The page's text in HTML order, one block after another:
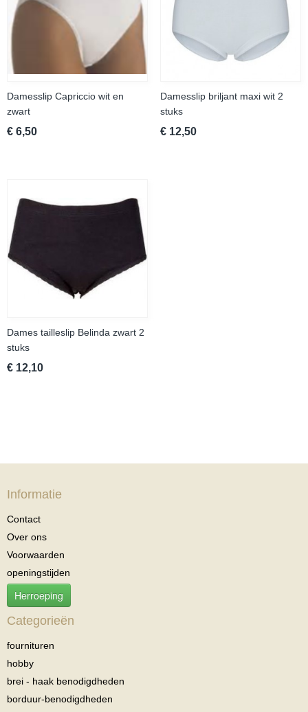
Damesslip Capriccio wit en
zwart
€ 6,50
Damesslip briljant maxi wit 2
stuks
€ 12,50
Dames tailleslip Belinda zwart 2
stuks
€ 12,10
Informatie
Contact
Over ons
Voorwaarden
openingstijden
Herroeping
Categorieën
fournituren
hobby
brei - haak benodigdheden
borduur-benodigdheden